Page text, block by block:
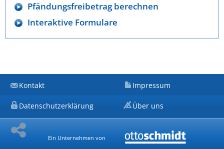
Pfändungsfreibetrag berechnen
Interaktive Formulare
Kontakt Impressum
Datenschutzerklärung Über uns
Ein Unternehmen von